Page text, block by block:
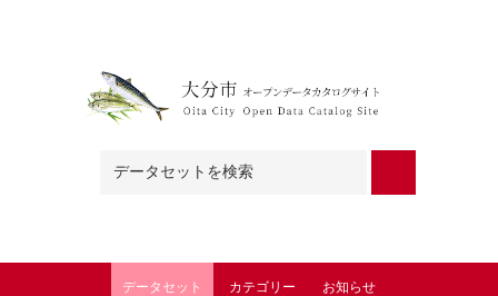
データセット カテゴリー お知らせ